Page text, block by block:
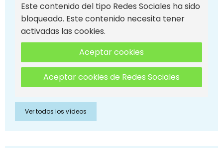
Este contenido del tipo Redes Sociales ha sido
bloqueado. Este contenido necesita tener
activadas las cookies.
Aceptar cookies
Aceptar cookies de Redes Sociales
Ver todos los vídeos